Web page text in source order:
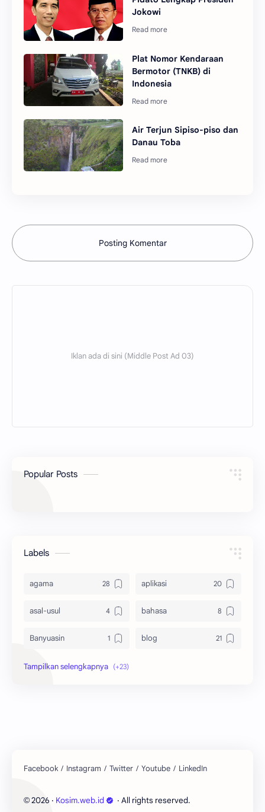
Jokowi
Plat Nomor Kendaraan
Bermotor (TNKB) di
Indonesia
Air Terjun Sipiso-piso dan
Danau Toba
Posting Komentar
Popular Posts
Labels
agama aplikasi
asal-usul bahasa
Banyuasin blog
bola
kutai barat lain-lain
lingkungan mobile
© 2026 ‧ Kosim.web.id ‧ All rights reserved.